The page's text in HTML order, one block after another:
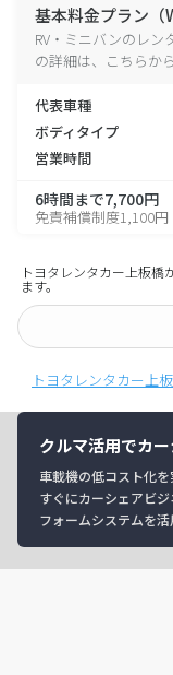
基本料金プラン（
RV・ミニバンのレ
の詳細は、こちらか
代表車種
ボディタイプ
営業時間
6時間まで7,700円
免責補償制度1,100円
トヨタレンタカー上板橋
ます。
トヨタレンタカー上
クルマ活用でカ
車載機の低コスト化を
すぐにカーシェアビ
フォームシステムを